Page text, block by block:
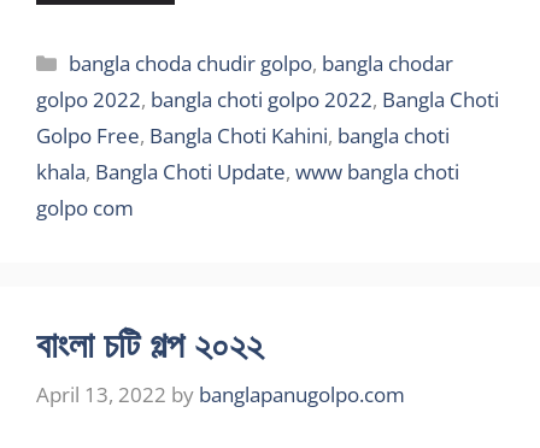
Categories
bangla choda chudir golpo, bangla chodar
golpo 2022, bangla choti golpo 2022, Bangla Choti
Golpo Free, Bangla Choti Kahini, bangla choti
khala, Bangla Choti Update, www bangla choti
golpo com
বাংলা চটি গল্প ২০২২
April 13, 2022 by banglapanugolpo.com